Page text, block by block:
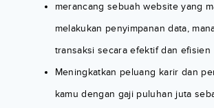
merancang sebuah website yang
melakukan penyimpanan data,
transaksi secara efektif dan efisien
Meningkatkan peluang karir dan
kamu dengan gaji puluhan juta